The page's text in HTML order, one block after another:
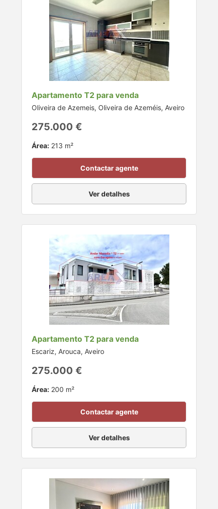
Apartamento T2 para venda
Oliveira de Azemeis, Oliveira de Azeméis, Aveiro
275.000 €
Área: 213 m²
Contactar agente
Ver detalhes
Apartamento T2 para venda
Escariz, Arouca, Aveiro
275.000 €
Área: 200 m²
Contactar agente
Ver detalhes